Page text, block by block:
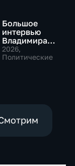
Большое
интервью
Владимира
Соловьева
Роджеру
2026,
Политические